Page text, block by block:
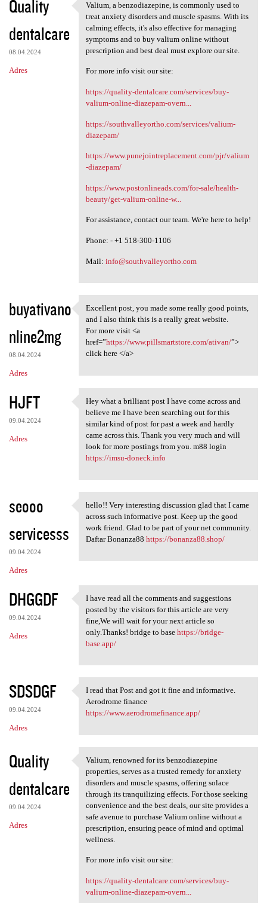
Quality
dentalcare
08.04.2024
Adres
Valium, a benzodiazepine, is
Valium, a benzodiazepine, is commonly used to
treat anxiety disorders and muscle spasms. With its
calming effects, it's also effective for managing
symptoms and to buy valium online without
prescription and best deal must explore our site.
For more info visit our site:
https://quality-dentalcare.com/services/buy-
valium-online-diazepam-overn...
https://southvalleyortho.com/services/valium-
diazepam/
https://www.punejointreplacement.com/pjr/valium
-diazepam/
https://www.postonlineads.com/for-sale/health-
beauty/get-valium-online-w...
For assistance, contact our team. We're here to help!
Phone: - +1 518-300-1106
Mail: info@southvalleyortho.com
buyativano
nline2mg
08.04.2024
Adres
Excellent post, you made some
Excellent post, you made some really good points,
and I also think this is a really great website.
For more visit <a
href=”https://www.pillsmartstore.com/ativan/”>
click here </a>
HJFT
09.04.2024
Adres
Hey what a brilliant post I
Hey what a brilliant post I have come across and
believe me I have been searching out for this
similar kind of post for past a week and hardly
came across this. Thank you very much and will
look for more postings from you. m88 login
https://imsu-doneck.info
seooo
servicesss
09.04.2024
Adres
hello!! Very interesting
hello!! Very interesting discussion glad that I came
across such informative post. Keep up the good
work friend. Glad to be part of your net community.
Daftar Bonanza88 https://bonanza88.shop/
DHGGDF
09.04.2024
Adres
I have read all the comments
I have read all the comments and suggestions
posted by the visitors for this article are very
fine,We will wait for your next article so
only.Thanks! bridge to base https://bridge-
base.app/
SDSDGF
09.04.2024
Adres
I read that Post and got it
I read that Post and got it fine and informative.
Aerodrome finance
https://www.aerodromefinance.app/
Quality
dentalcare
09.04.2024
Adres
Valium, renowned for its
Valium, renowned for its benzodiazepine
properties, serves as a trusted remedy for anxiety
disorders and muscle spasms, offering solace
through its tranquilizing effects. For those seeking
convenience and the best deals, our site provides a
safe avenue to purchase Valium online without a
prescription, ensuring peace of mind and optimal
wellness.
For more info visit our site:
https://quality-dentalcare.com/services/buy-
valium-online-diazepam-overn...